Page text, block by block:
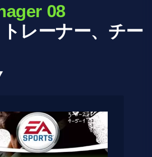
08
レーナー、チー